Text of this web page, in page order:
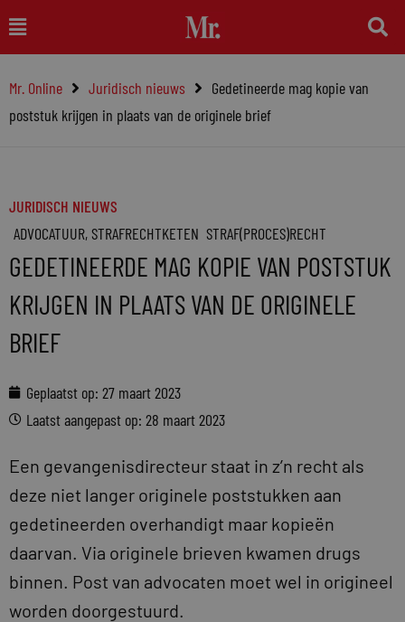
naar
inhoud
Main
Menu
Mr. Online Juridisch nieuws
Gedetineerde mag kopie van
poststuk krijgen in plaats van de originele brief
JURIDISCH NIEUWS
ADVOCATUUR,STRAFRECHTKETEN STRAF(PROCES)RECHT
GEDETINEERDE MAG KOPIE VAN POSTSTUK
KRIJGEN IN PLAATS VAN DE ORIGINELE
BRIEF
Geplaatst op: 27 maart 2023
Laatst aangepast op: 28 maart 2023
Een gevangenisdirecteur staat in z’n recht als
deze niet langer originele poststukken aan
gedetineerden overhandigt maar kopieën
daarvan. Via originele brieven kwamen drugs
binnen. Post van advocaten moet wel in origineel
worden doorgestuurd.